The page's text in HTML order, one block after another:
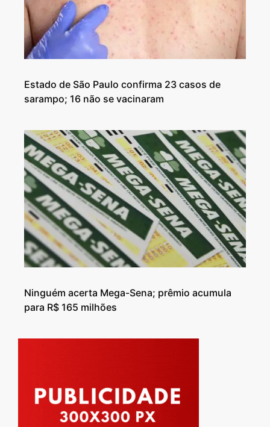
Estado de São Paulo confirma 23 casos de
sarampo; 16 não se vacinaram
Ninguém acerta Mega-Sena; prêmio acumula
para R$ 165 milhões